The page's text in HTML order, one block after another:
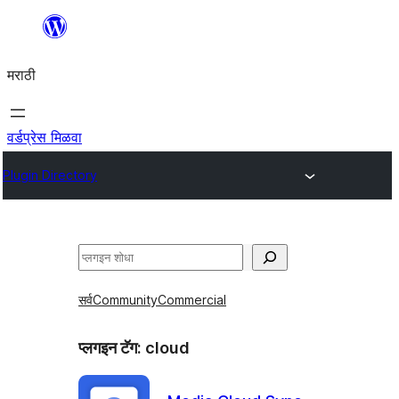
सामुग्रीवर
मराठी
वर्डप्रेस मिळवा
Plugin Directory
शोधा
सर्वCommunityCommercial
प्लगइन टॅग: cloud